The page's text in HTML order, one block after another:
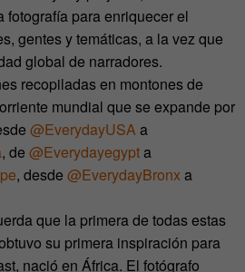
para enriquecer el
gentes y temáticas, a la vez que
global de narradores.
recopiladas en montones de
mundial que se expande por
@EverydayUSA a
, de @Everydayegypta
, desde @EverydayBronx a
que la primera de todas estas
su primera inspiración para
nació en África. El fotógrafo